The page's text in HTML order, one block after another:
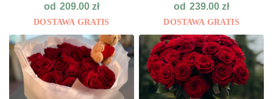
od 209.00 zł
DOSTAWA GRATIS
od 239.00zł
DOSTAWA GRATIS